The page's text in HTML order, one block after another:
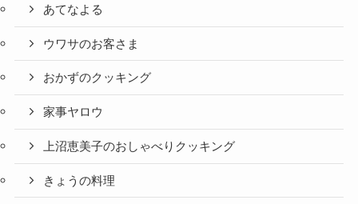
あてなよる
ウワサのお客さま
おかずのクッキング
家事ヤロウ
上沼恵美子のおしゃべりクッキング
きょうの料理